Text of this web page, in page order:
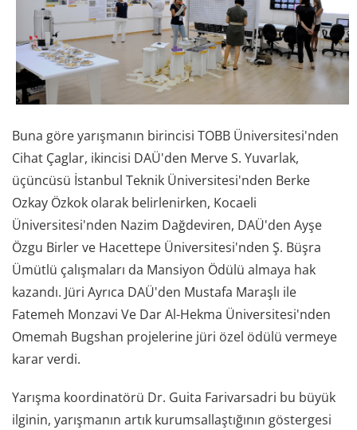
Buna göre yarışmanın birincisi TOBB Üniversitesi'nden
Cihat Çaglar, ikincisi DAÜ'den Merve S. Yuvarlak,
üçüncüsü İstanbul Teknik Üniversitesi'nden Berke
Ozkay Özkok olarak belirlenirken, Kocaeli
Üniversitesi'nden Nazim Dağdeviren, DAÜ'den Ayşe
Özgu Birler ve Hacettepe Üniversitesi'nden Ş. Büşra
Ümütlü çalışmaları da Mansiyon Ödülü almaya hak
kazandı. Jüri Ayrıca DAÜ'den Mustafa Maraşlı ile
Fatemeh Monzavi Ve Dar Al-Hekma Üniversitesi'nden
Omemah Bugshan projelerine jüri özel ödülü vermeye
karar verdi.
Yarışma koordinatörü Dr. Guita Farivarsadri bu büyük
ilginin, yarışmanın artık kurumsallaştığının göstergesi